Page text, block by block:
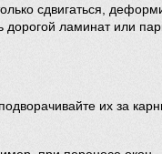
сдвигаться,
ламинат или
их за